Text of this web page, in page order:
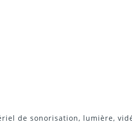
de sonorisation, lumière,